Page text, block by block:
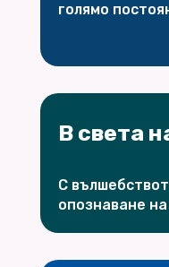
голямо
В света
С
опознаване